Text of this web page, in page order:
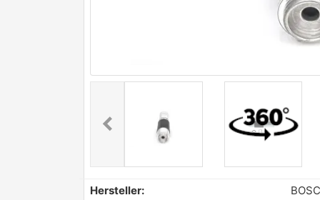
chevron_leftPrevious
Hersteller: